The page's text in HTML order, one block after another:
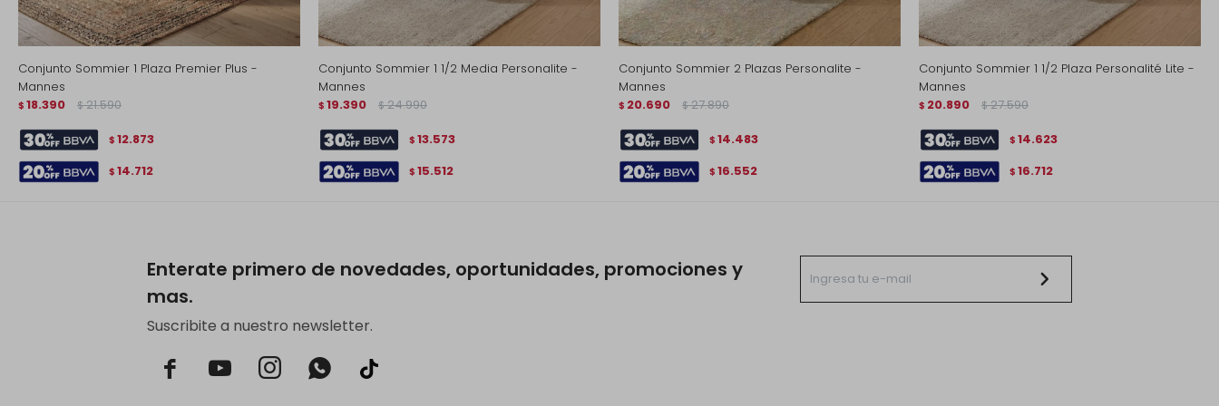
Conjunto Sommier 1 Plaza Premier Plus -
Mannes
$ 18.390 $ 21.590
$ 12.873
$ 14.712
Conjunto Sommier 1 1/2 Media Personalite -
Mannes
$ 19.390 $ 24.990
$ 13.573
$ 15.512
Conjunto Sommier 2 Plazas Personalite -
Mannes
$ 20.690 $ 27.890
$ 14.483
$ 16.552
Conjunto Sommier 1 1/2 Plaza Personalité Lite -
Mannes
$ 20.890 $ 27.590
$ 14.623
$ 16.712
Enterate primero de novedades, oportunidades, promociones y
mas.
Suscribite a nuestro newsletter.
  